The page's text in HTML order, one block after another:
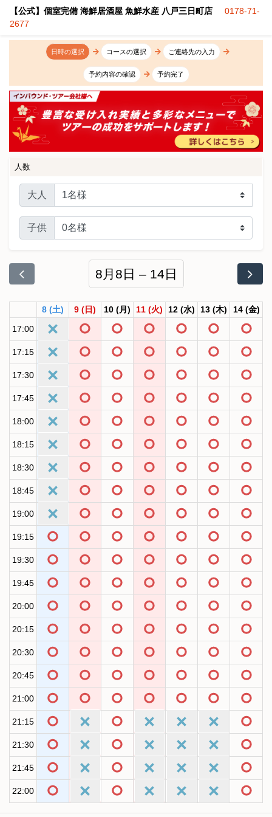
【公式】個室完備 海鮮居酒屋 魚鮮水産 八戸三日町店
0178-71-
2677
日時の選択 コースの選択 ご連絡先の入力
予約内容の確認 予約完了
人数
大人
子供
8月8日 – 14日
8 (土) 9 (日) 10 (月) 11 (火) 12 (水) 13 (木) 14 (金)
17:00
17:15
17:30
17:45
18:00
18:15
18:30
18:45
19:00
19:15
19:30
19:45
20:00
20:15
20:30
20:45
21:00
21:15
21:30
21:45
22:00